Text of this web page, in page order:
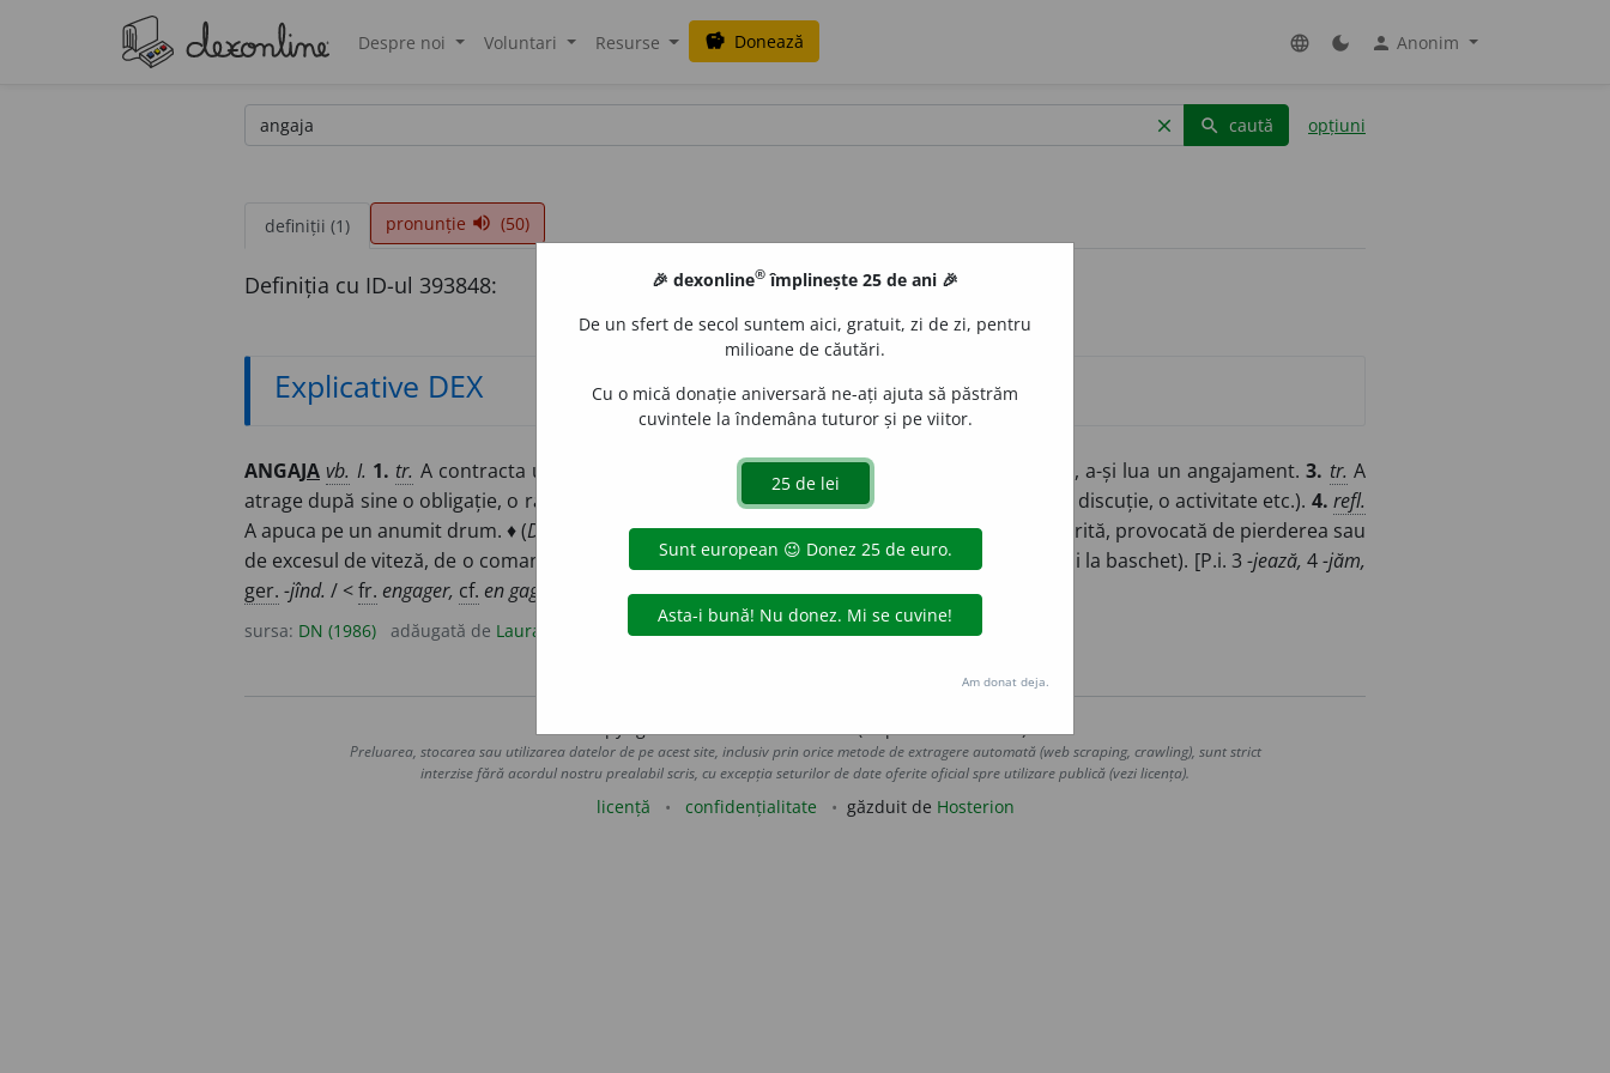
Despre noi Voluntari Resurse savings Donează language dark_mode person Anonim
clear search caută opțiuni
definiții (1) pronunție volume_up (50)
Definiția cu ID-ul 393848:
Explicative DEX
ANGAJA vb. I. 1. tr. A contracta un angajament. ♦ A închiria ceva.2. refl. A se obliga la ceva, a-și lua un angajament.3. tr. A
atrage după sine o obligație, o răspundere. ♦ A antrena într-o acțiune. ♦ A începe, a porni (o discuție, o activitate etc.). 4. refl.
A apuca pe un anumit drum. ♦ (Despre avioane) A intra (fără voia pilotului) într-o poziție nedorită, provocată de pierderea sau
de excesul de viteză, de o comandă greșită etc. ♦ A pune pucul sau mingea în joc (la hochei și la baschet). [P.i. 3 -jează, 4-jăm,
ger. -jînd. / <fr. engager, cf. en gage
sursa: DN (1986) adăugată de LauraGellner acțiuni
Copyright © 2004-2026 dexonline (https://dexonline.ro)
Preluarea, stocarea sau utilizarea datelor de pe acest site, inclusiv prin orice metode de extragere automată (web scraping, crawling), sunt strict
interzise fără acordul nostru prealabil scris, cu excepția seturilor de date oferite oficial spre utilizare publică (vezi licența).
licență confidențialitate găzduit de Hosterion
🎉 dexonline® împlinește 25 de ani 🎉
De un sfert de secol suntem aici, gratuit, zi de zi, pentru
milioane de căutări.
Cu o mică donație aniversară ne-ați ajuta să păstrăm
cuvintele la îndemâna tuturor și pe viitor.
Am donat deja.